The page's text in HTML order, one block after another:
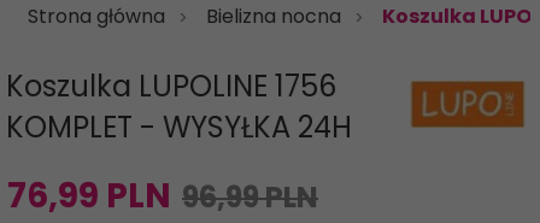
Strona główna Bielizna nocna Koszulka
Koszulka LUPOLINE 1756
KOMPLET - WYSYŁKA 24H
76,99 PLN 96,99 PLN